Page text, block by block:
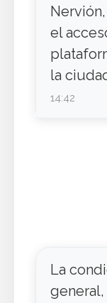
el
la
14:42
La